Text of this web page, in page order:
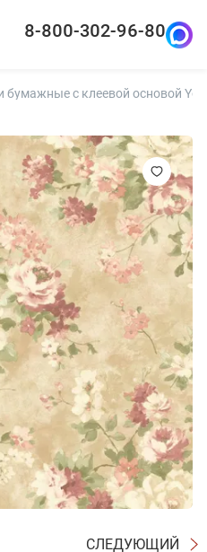
8-800-302-96-80
бумажные с клеевой основой
СЛЕДУЮЩИЙ